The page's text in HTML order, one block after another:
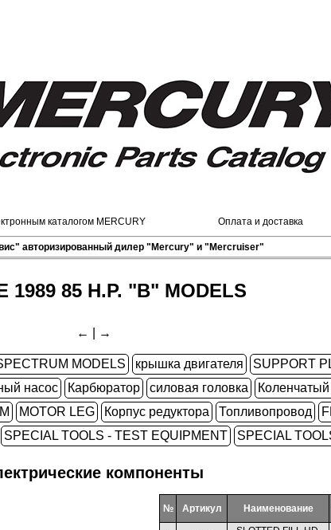
каталогом MERCURY Оплата и доставка
авторизированный дилер "Mercury" и "Mercruiser"
1989 85 H.P. "B" MODELS
← →
MODELS крышка двигателя SUPPORT
насос Карбюратор силовая головка
MOTOR LEG Корпус редуктора Топливопровод
SPECIAL TOOLS - TEST EQUIPMENT SPECIAL
компоненты
№ Артикул Наименование